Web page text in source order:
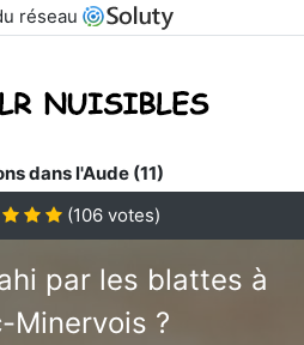
réseau
dans l'Aude (11)
(106 votes)
par les blattes à
Minervois ?